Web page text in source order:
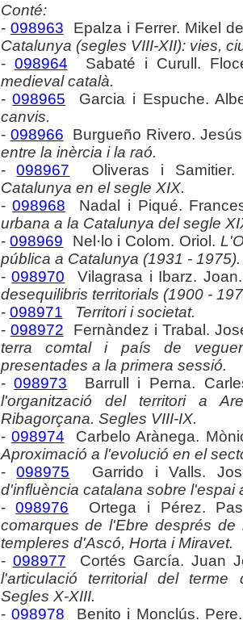
Conté:
- 098963 Epalza i Ferrer. Mikel
Catalunya (segles VIII-XII): vies,
- 098964 Sabaté i Curull.
medieval català.
-098965 Garcia i Espuche.
canvis.
- 098966 Burgueño Rivero.
entre la inèrcia i la raó.
-098967 Oliveras i
Catalunya en el segle XIX.
-098968 Nadal i Piqué.
urbana a la Catalunya del segle
-098969 Nel·lo i Colom. Oriol.
pública a Catalunya (1931 -
-098970 Vilagrasa i Ibarz.
desequilibris territorials (1900 -
- 098971
Territori i societat.
- 098972 Fernàndez i Trabal.
terra comtal i país de
presentades a la primera sessió.
-098973 Barrull i Perna.
l'organització del territori a
Ribagorçana. Segles VIII-IX.
- 098974 Carbelo Arànega.
Aproximació a l'evolució en el
-098975 Garrido i Valls.
d'influència catalana sobre l'espai
-098976 Ortega i Pérez.
comarques de l'Ebre després
templeres d'Ascó, Horta i Miravet.
- 098977 Cortés García. Juan
l'articulació territorial del terme
Segles X-XIII.
-098978 Benito i Monclús.